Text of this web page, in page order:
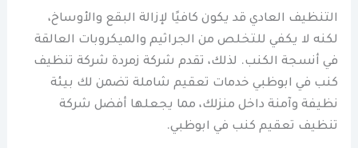
التنظيف العادي قد يكون كافيًا لإزالة البقع والأوساخ،
لكنه لا يكفي للتخلص من الجراثيم والميكروبات العالقة
في أنسجة الكنب. لذلك، تقدم شركة زمردة شركة تنظيف
كنب في ابوظبي خدمات تعقيم شاملة تضمن لك بيئة
نظيفة وآمنة داخل منزلك، مما يجعلها أفضل شركة
تنظيف تعقيم كنب في ابوظبي.